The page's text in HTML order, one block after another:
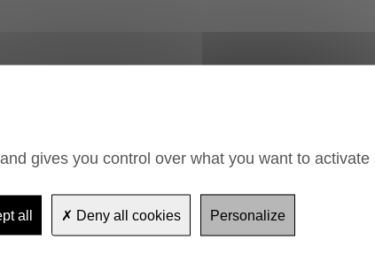
gives you control over what you want to activate
all Deny all cookies Personalize